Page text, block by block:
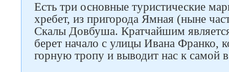
Есть три основные туристические
хребет, из пригорода Ямная (ныне
Скалы Довбуша. Кратчайшим
берет начало с улицы Ивана Франко,
горную тропу и выводит нас к самой